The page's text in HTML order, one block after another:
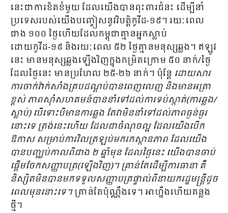
នេះជាការខិតខំមួយ ដែលយើងបានពុះពារជំនះ ដើម្បីនាំ
ប្រទេសរបស់យើងបញ្ចៀសនូវវិបត្ដិកូវីដ-១៩។ រយៈពេល
ជាង ១០០ ថ្ងៃហើយដែលកម្ពុជាគ្មានអ្នកស្លាប់
ដោយកូវីដ-១៩ និងរយៈពេល ៥២ ថ្ងៃគ្មានមនុស្សឆ្លង។ ឥឡូវ
នេះ មានមនុស្សឆ្លងឡើងវិញក្នុងកម្រិត​ក្រោម ៥០ នាក់/ថ្ងៃ
ដែលថ្ងៃនេះ មានប្រហែល ២៥-២៦ នាក់។ ប៉ុន្ដែ ដោយសារ
ការចាក់វ៉ាក់សាំង​គ្របដណ្ដប់បានពេញលេញ និងមានអត្រា
ខ្ពស់ ភាពស៊ាំសហគមន៍បាននាំទៅដល់ការទប់ស្កាត់(ការឆ្លង/
ស្លាប់) បើទោះបីមានការ​ឆ្លង តែវាមិននាំទៅដល់ភាពធ្ងន់ធ្ងរ
នោះទេ ត្រង់នេះហើយ ដែលជាចំណុចល្អ ដែលយើងបើក
ឱកាស សម្រាប់ការវិល​ត្រឡប់មករកស្ថានភាព ដែលយើង
បានបញ្ឈប់កាលពីជាង ២ ឆ្នាំមុន ដែលថ្ងៃនេះ យើងបាន​ចាប់
ផ្ដើមចែកសញ្ញាបត្រ(ឡើងវិញ)។ គ្រាន់តែដើម្បីការធានា គឺ
និស្សិតមិនបានមកទទួលសញ្ញាបត្រផ្ទាល់ពីនាយក​រដ្ឋ​មន្ដ្រីដូច
ពេលមុននោះទេ។គ្រាន់តែប៉ុណ្ណឹងទេ។ អាហ្នឹងហើយគន្លង
ថ្មី។